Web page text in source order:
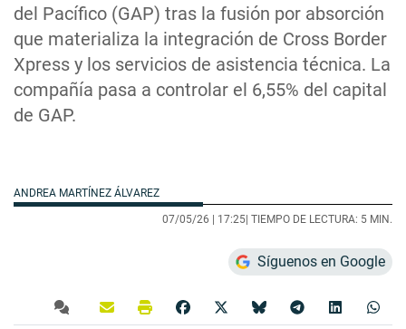
del Pacífico (GAP) tras la fusión por absorción
que materializa la integración de Cross Border
Xpress y los servicios de asistencia técnica. La
compañía pasa a controlar el 6,55% del capital
de GAP.
ANDREA MARTÍNEZ ÁLVAREZ
07/05/26 | 17:25| TIEMPO DE LECTURA: 5 MIN.
Síguenos en Google